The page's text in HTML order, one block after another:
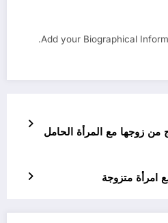
Add your Biographical
من زوجها مع المرأة الحامل
امرأة متزوجة